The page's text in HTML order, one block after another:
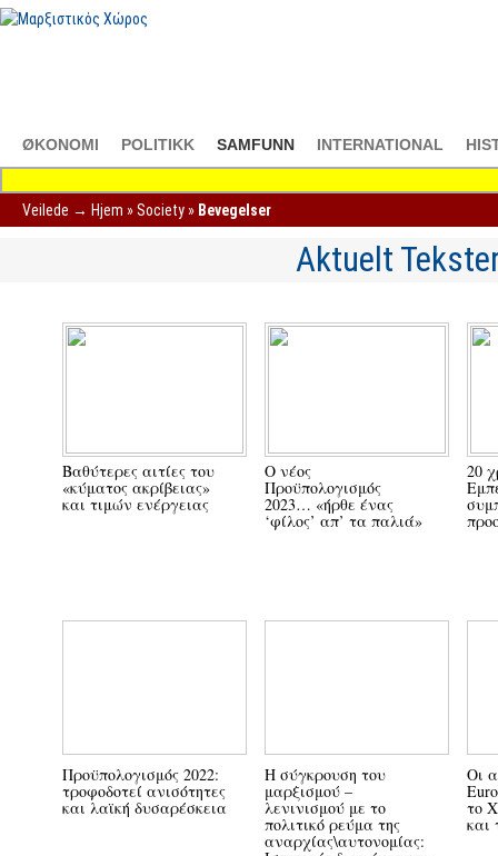
ØKONOMI POLITIKK SAMFUNN INTERNATIONAL
Veilede → Hjem »Society » Bevegelser
Aktuelt
Βαθύτερες αιτίες του
«κύματος ακρίβειας»
και τιμών ενέργειας
Ο νέος
Προϋπολογισμός
2023… «ήρθε ένας
‘φίλος’ απ’ τα παλιά»
20
Προϋπολογισμός 2022:
τροφοδοτεί ανισότητες
και λαϊκή δυσαρέσκεια
Η σύγκρουση του
μαρξισμού –
λενινισμού με το
πολιτικό ρεύμα της
αναρχίας\αυτονομίας:
Οι
το
και